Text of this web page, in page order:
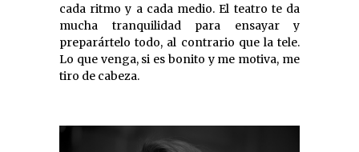
cada ritmo y a cada medio. El teatro te da
mucha tranquilidad para ensayar y
preparártelo todo, al contrario que la tele.
Lo que venga, si es bonito y me motiva, me
tiro de cabeza.